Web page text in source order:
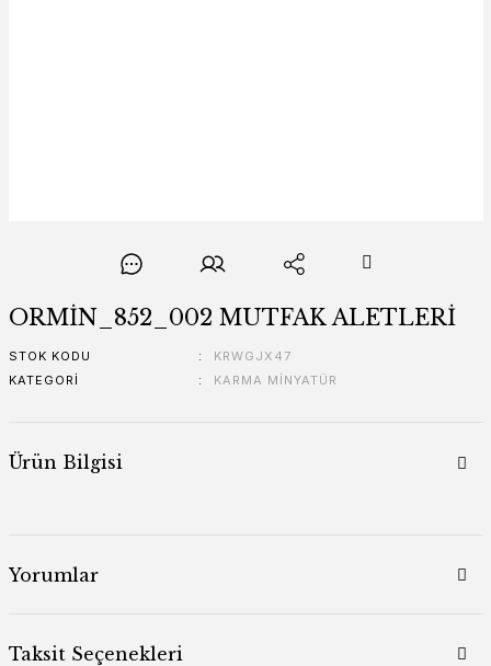
ORMİN_852_002 MUTFAK ALETLERİ
STOK KODU
KRWGJX47
KATEGORI
KARMA MİNYATÜR
Ürün Bilgisi
Yorumlar
Taksit Seçenekleri